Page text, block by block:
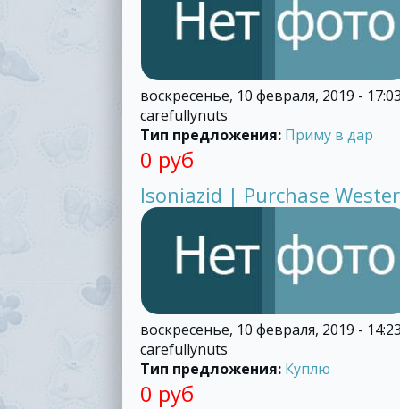
воскресенье, 10 февраля, 2019 -
carefullynuts
Тип предложения: Приму в дар
0 руб
Isoniazid | Purchase
воскресенье, 10 февраля, 2019 -
carefullynuts
Тип предложения: Куплю
0 руб